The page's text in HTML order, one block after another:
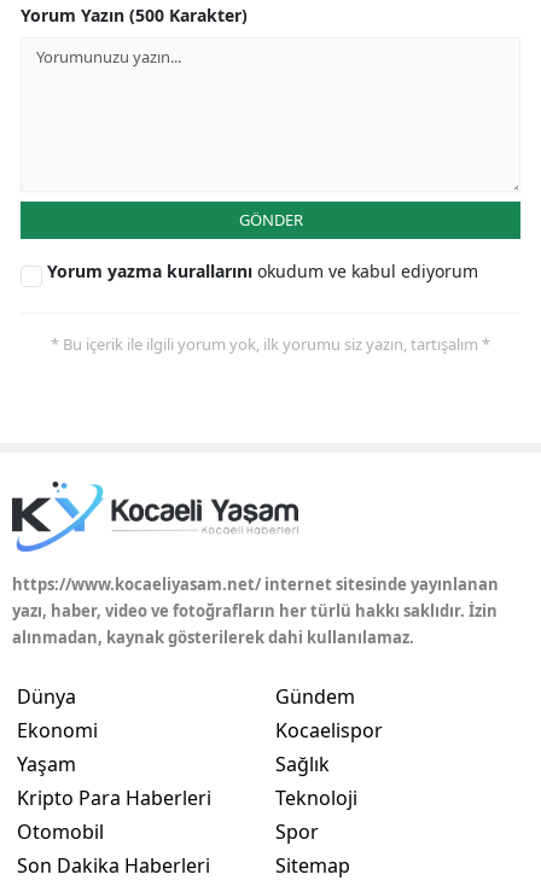
Yorum Yazın (500 Karakter)
GÖNDER
Yorum yazma kurallarını okudum ve kabul ediyorum
* Bu içerik ile ilgili yorum yok, ilk yorumu siz yazın, tartışalım *
https://www.kocaeliyasam.net/ internet sitesinde yayınlanan
yazı, haber, video ve fotoğrafların her türlü hakkı saklıdır. İzin
alınmadan, kaynak gösterilerek dahi kullanılamaz.
Dünya
Ekonomi
Yaşam
Kripto Para Haberleri
Otomobil
Son Dakika Haberleri
Gündem
Kocaelispor
Sağlık
Teknoloji
Spor
Sitemap